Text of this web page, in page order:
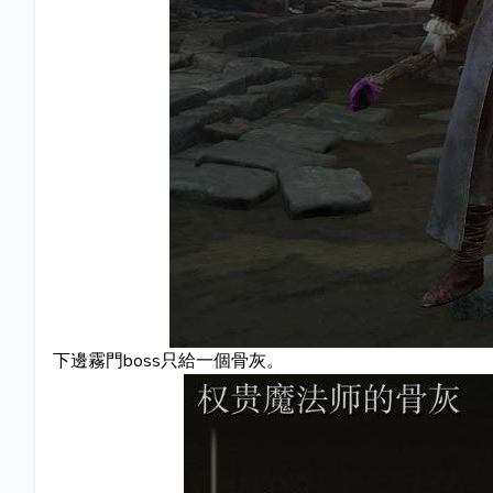
下邊霧門boss只給一個骨灰。